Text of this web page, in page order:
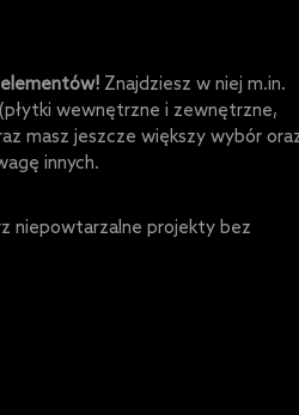
Znajdziesz w niej m.in.
wewnętrzne i zewnętrzne,
masz jeszcze większy wybór
innych.
niepowtarzalne projekty bez